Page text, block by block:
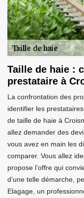
Taille de haie :
prestataire à
La confrontation des
identifier les
de taille de haie à
allez demander des
vous avez en main les
comparer. Vous allez
propose l’offre qui
d’une telle démarche,
Elagage, un